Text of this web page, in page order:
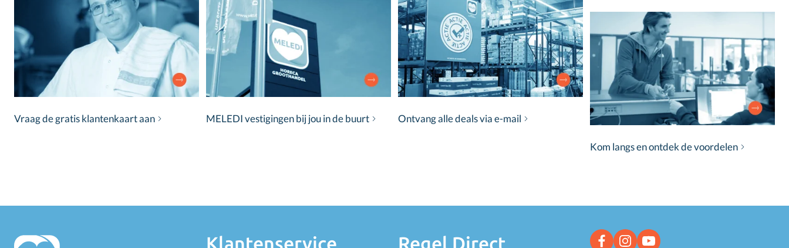
Vraag de gratis klantenkaart aan MELEDI vestigingen bij jou in de buurt Ontvang alle deals via e-mail
Kom langs en ontdek de voordelen
Klantenservice Regel Direct